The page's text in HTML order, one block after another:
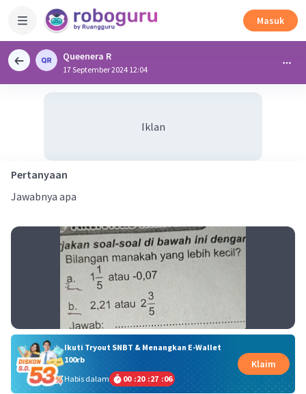
Masuk
Queenera R
17 September 2024 12:04
Iklan
Pertanyaan
Jawabnya apa
Ikuti Tryout SNBT & Menangkan E-Wallet
100rb
Habis dalam
00 :20 :27 :05
Klaim